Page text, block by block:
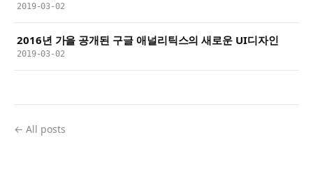
2019-03-02
2016년 가을 공개된 구글 애널리틱스의 새로운 UI디자인
2019-03-02
← All posts